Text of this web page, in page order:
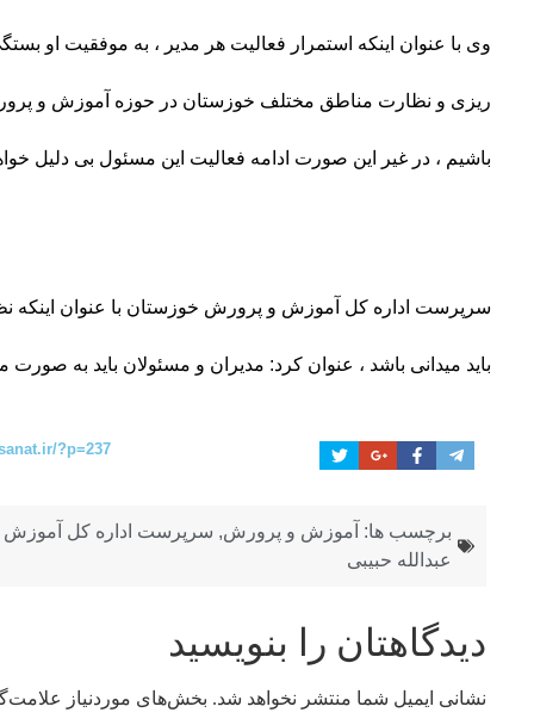
وی با عنوان اینکه استمرار فعالیت هر مدیر ، به موفقیت او بستگی
ریزی و نظارت مناطق مختلف خوزستان در حوزه آموزش و
باشیم ، در غیر این صورت ادامه فعالیت این مسئول بی دلیل
سرپرست اداره کل آموزش و پرورش خوزستان با عنوان اینکه
باید میدانی باشد ، عنوان کرد: مدیران و مسئولان باید به
?p=237
برچسب ها: آموزش و پرورش, سرپرست اداره کل آموزش
عبدالله حبیبی
دیدگاهتان را بنویسید
نشانی ایمیل شما منتشر نخواهد شد. بخش‌های موردنیاز